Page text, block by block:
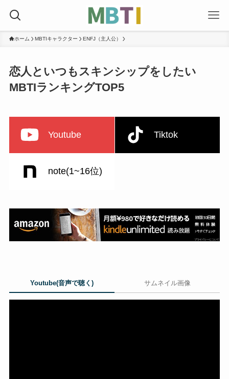
ホーム MBTIキャラクター ENFJ（主人公）
恋人といつもスキンシップをしたい
MBTIランキングTOP5
Youtube Tiktok
note(1~16位)
Youtube(音声で聴く) サムネイル画像